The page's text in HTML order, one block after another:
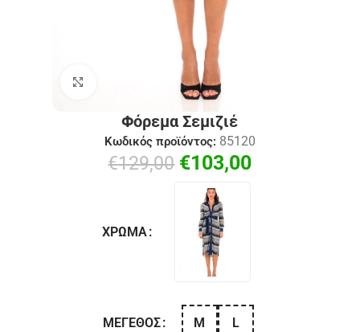
Φόρεμα Σεμιζιέ
Κωδικός προϊόντος: 85120
€129,00 €103,00
ΧΡΏΜΑ
ΜΈΓΕΘΟΣ M L